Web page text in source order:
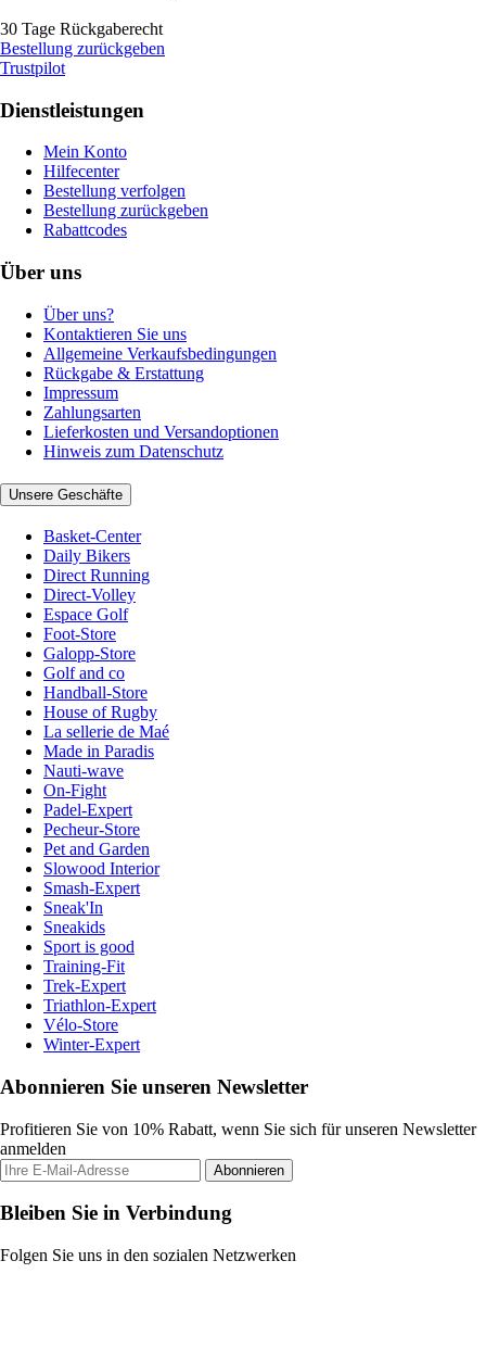
30 Tage Rückgaberecht
Bestellung zurückgeben
Trustpilot
Dienstleistungen
Mein Konto
Hilfecenter
Bestellung verfolgen
Bestellung zurückgeben
Rabattcodes
Über uns
Über uns?
Kontaktieren Sie uns
Allgemeine Verkaufsbedingungen
Rückgabe & Erstattung
Impressum
Zahlungsarten
Lieferkosten und Versandoptionen
Hinweis zum Datenschutz
Unsere Geschäfte
Basket-Center
Daily Bikers
Direct Running
Direct-Volley
Espace Golf
Foot-Store
Galopp-Store
Golf and co
Handball-Store
House of Rugby
La sellerie de Maé
Made in Paradis
Nauti-wave
On-Fight
Padel-Expert
Pecheur-Store
Pet and Garden
Slowood Interior
Smash-Expert
Sneak'In
Sneakids
Sport is good
Training-Fit
Trek-Expert
Triathlon-Expert
Vélo-Store
Winter-Expert
Abonnieren Sie unseren Newsletter
Profitieren Sie von 10% Rabatt, wenn Sie sich für unseren Newsletter
anmelden
Abonnieren
Bleiben Sie in Verbindung
Folgen Sie uns in den sozialen Netzwerken